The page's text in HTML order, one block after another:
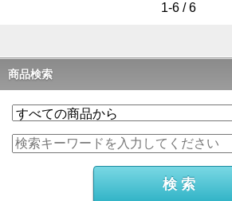
1-6 / 6
商品検索